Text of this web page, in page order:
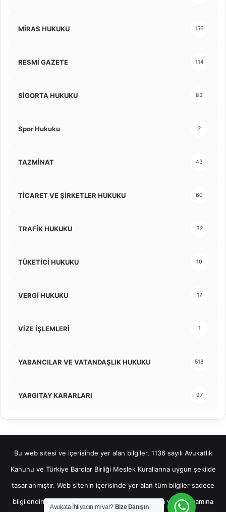
MİRAS HUKUKU 156
RESMİ GAZETE 114
SİGORTA HUKUKU 83
Spor Hukuku 2
TAZMİNAT 43
TİCARET VE ŞİRKETLER HUKUKU 60
TRAFİK HUKUKU 32
TÜKETİCİ HUKUKU 10
VERGİ HUKUKU 17
VİZE İŞLEMLERİ 1
YABANCILAR VE VATANDAŞLIK HUKUKU 518
YARGITAY KARARLARI 97
Bu web sitesi ve içerisinde yer alan bilgiler, 1136 sayılı Avukatlık
Kanunu ve Türkiye Barolar Birliği Meslek Kurallarına uygun şekilde
tasarlanmıştır. Web sitenin içerisinde yer alan tüm bilgiler sadece
bilgilendirme amaçlı olup, bu bilgilerin bir kısmına veya tamamına
Avukata İhtiyacın mı var? Bize Danışın